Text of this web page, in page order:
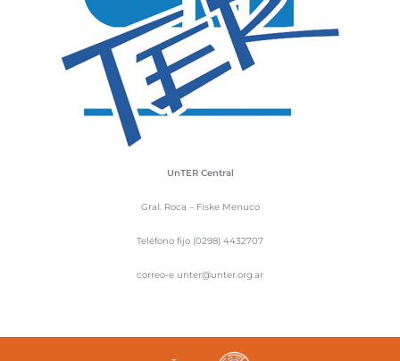
UnTER Central
Gral. Roca – Fiske Menuco
Teléfono fijo (0298) 4432707
correo-e unter@unter.org.ar